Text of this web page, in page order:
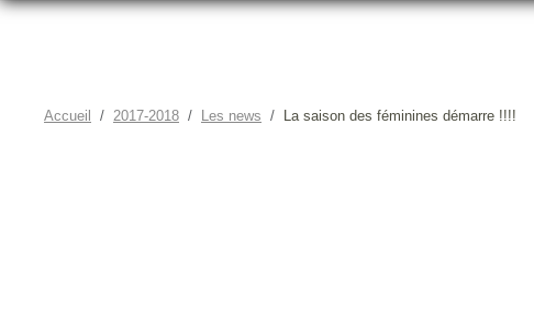
Accueil 2017-2018 Les news La saison des féminines démarre !!!!